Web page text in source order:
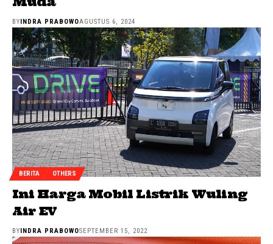
BYINDRA PRABOWOAGUSTUS 6, 2024
BERITA OTHERS
Ini Harga Mobil Listrik Wuling
Air EV
BYINDRA PRABOWOSEPTEMBER 15, 2022